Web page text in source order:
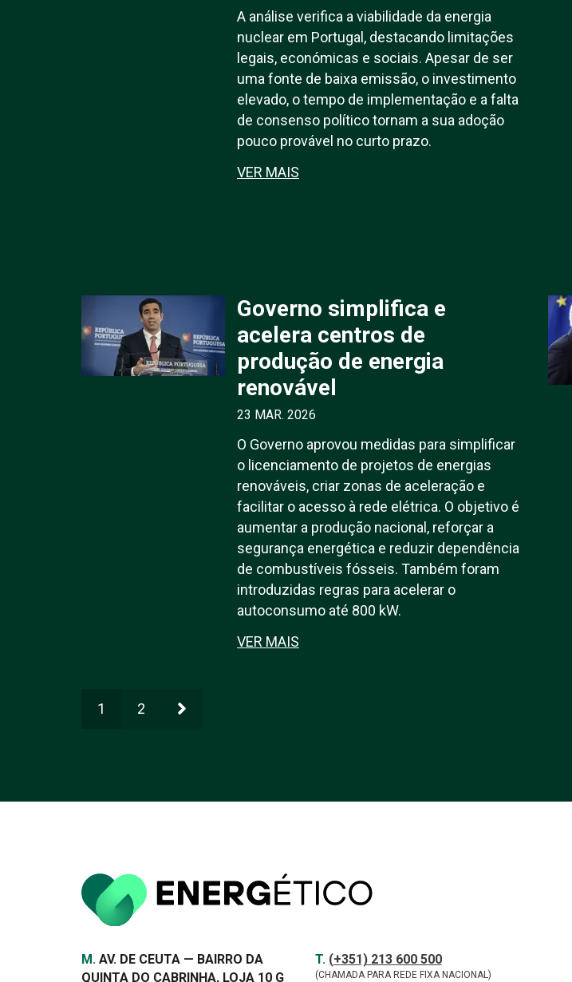
A análise verifica a viabilidade da energia
nuclear em Portugal, destacando limitações
legais, económicas e sociais. Apesar de ser
uma fonte de baixa emissão, o investimento
elevado, o tempo de implementação e a falta
de consenso político tornam a sua adoção
pouco provável no curto prazo.
VER MAIS
Governo simplifica e
acelera centros de
produção de energia
renovável
23 MAR. 2026
O Governo aprovou medidas para simplificar
o licenciamento de projetos de energias
renováveis, criar zonas de aceleração e
facilitar o acesso à rede elétrica. O objetivo é
aumentar a produção nacional, reforçar a
segurança energética e reduzir dependência
de combustíveis fósseis. Também foram
introduzidas regras para acelerar o
autoconsumo até 800 kW.
VER MAIS
1 2
Morada
M. AV. DE CEUTA — BAIRRO DA
QUINTA DO CABRINHA, LOJA 10 G
Contactos
TELEFONE
T. (+351) 213 600 500
(CHAMADA PARA REDE FIXA NACIONAL)